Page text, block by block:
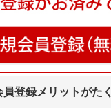
員登録メリットがた